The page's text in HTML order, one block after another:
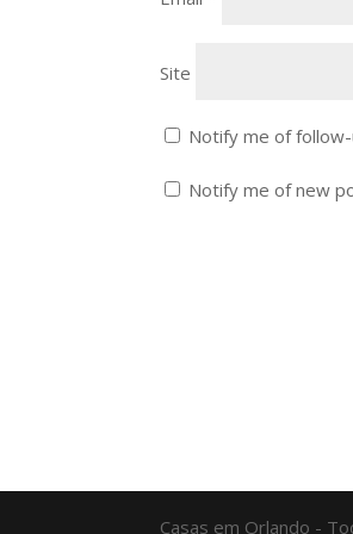
Site
Notify me of
Notify me of new
Casas em Orlando -